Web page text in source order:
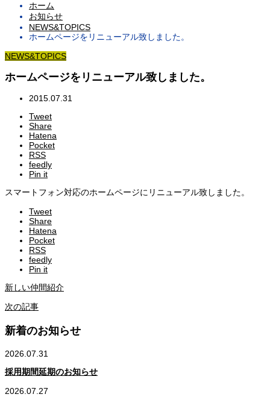
ホーム
お知らせ
NEWS&TOPICS
ホームページをリニューアル致しました。
NEWS&TOPICS
ホームページをリニューアル致しました。
2015.07.31
Tweet
Share
Hatena
Pocket
RSS
feedly
Pin it
スマートフォン対応のホームページにリニューアル致しました。
Tweet
Share
Hatena
Pocket
RSS
feedly
Pin it
新しい仲間紹介
次の記事
新着のお知らせ
2026.07.31
採用期間延期のお知らせ
2026.07.27